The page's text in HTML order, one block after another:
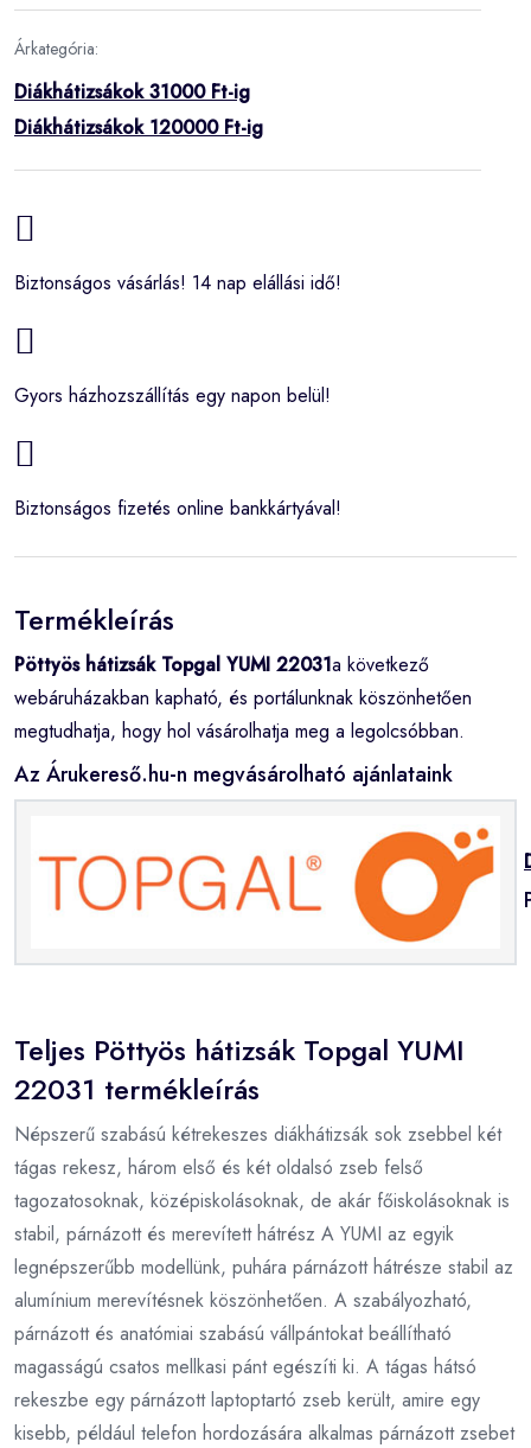
Árkategória:
Diákhátizsákok 31000 Ft-ig
Diákhátizsákok 120000 Ft-ig
Biztonságos vásárlás! 14 nap elállási idő!
Gyors házhozszállítás egy napon belül!
Biztonságos fizetés online bankkártyával!
Termékleírás
Pöttyös hátizsák Topgal YUMI 22031a következő
webáruházakban kapható, és portálunknak köszönhetően
megtudhatja, hogy hol vásárolhatja meg a legolcsóbban.
Az Árukereső.hu-n megvásárolható ajánlataink
Teljes Pöttyös hátizsák Topgal YUMI
22031 termékleírás
Népszerű szabású kétrekeszes diákhátizsák sok zsebbel két
tágas rekesz, három első és két oldalsó zseb felső
tagozatosoknak, középiskolásoknak, de akár főiskolásoknak is
stabil, párnázott és merevített hátrész A YUMI az egyik
legnépszerűbb modellünk, puhára párnázott hátrésze stabil az
alumínium merevítésnek köszönhetően. A szabályozható,
párnázott és anatómiai szabású vállpántokat beállítható
magasságú csatos mellkasi pánt egészíti ki. A tágas hátsó
rekeszbe egy párnázott laptoptartó zseb került, amire egy
kisebb, például telefon hordozására alkalmas párnázott zsebet